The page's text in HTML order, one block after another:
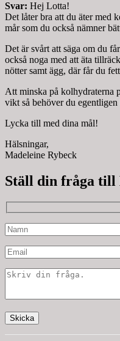
Svar: Hej Lotta!
Det låter bra att du äter med
mår som du också nämner
Det är svårt att säga om du
också noga med att äta
nötter samt ägg, där får du
Att minska på kolhydraterna
vikt så behöver du
Lycka till med dina mål!
Hälsningar,
Madeleine Rybeck
Ställ din fråga till